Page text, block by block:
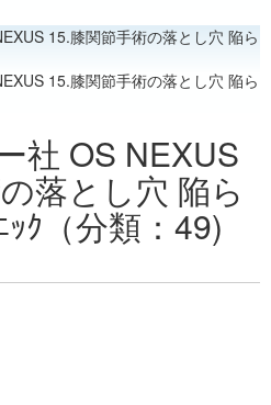
15.膝関節手術の落とし穴 陥ら
15.膝関節手術の落とし穴 陥ら
社 OS NEXUS
落とし穴 陥ら
ｸ（分類：49)